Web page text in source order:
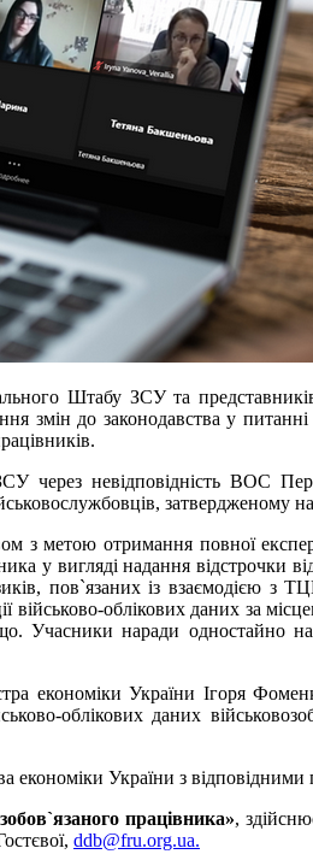
Штабу ЗСУ та
до законодавства у питанні
невідповідність ВОС
з метою отримання повної
у вигляді надання відстрочки
пов`язаних із взаємодією
облікових даних за
наради одностайно
економіки України Ігоря
облікових даних
економіки України з
працівника»,
ddb@fru.org.ua.